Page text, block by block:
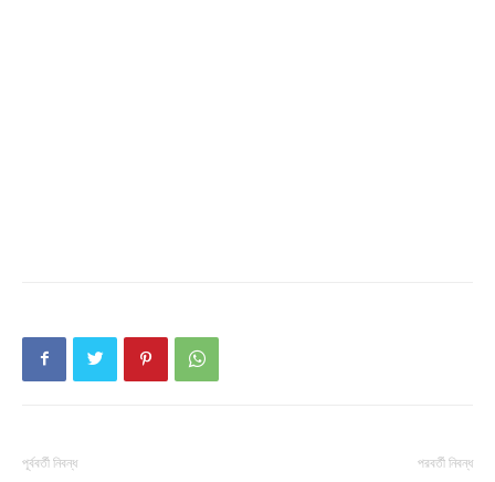
পূর্ববর্তী নিবন্ধ পরবর্তী নিবন্ধ